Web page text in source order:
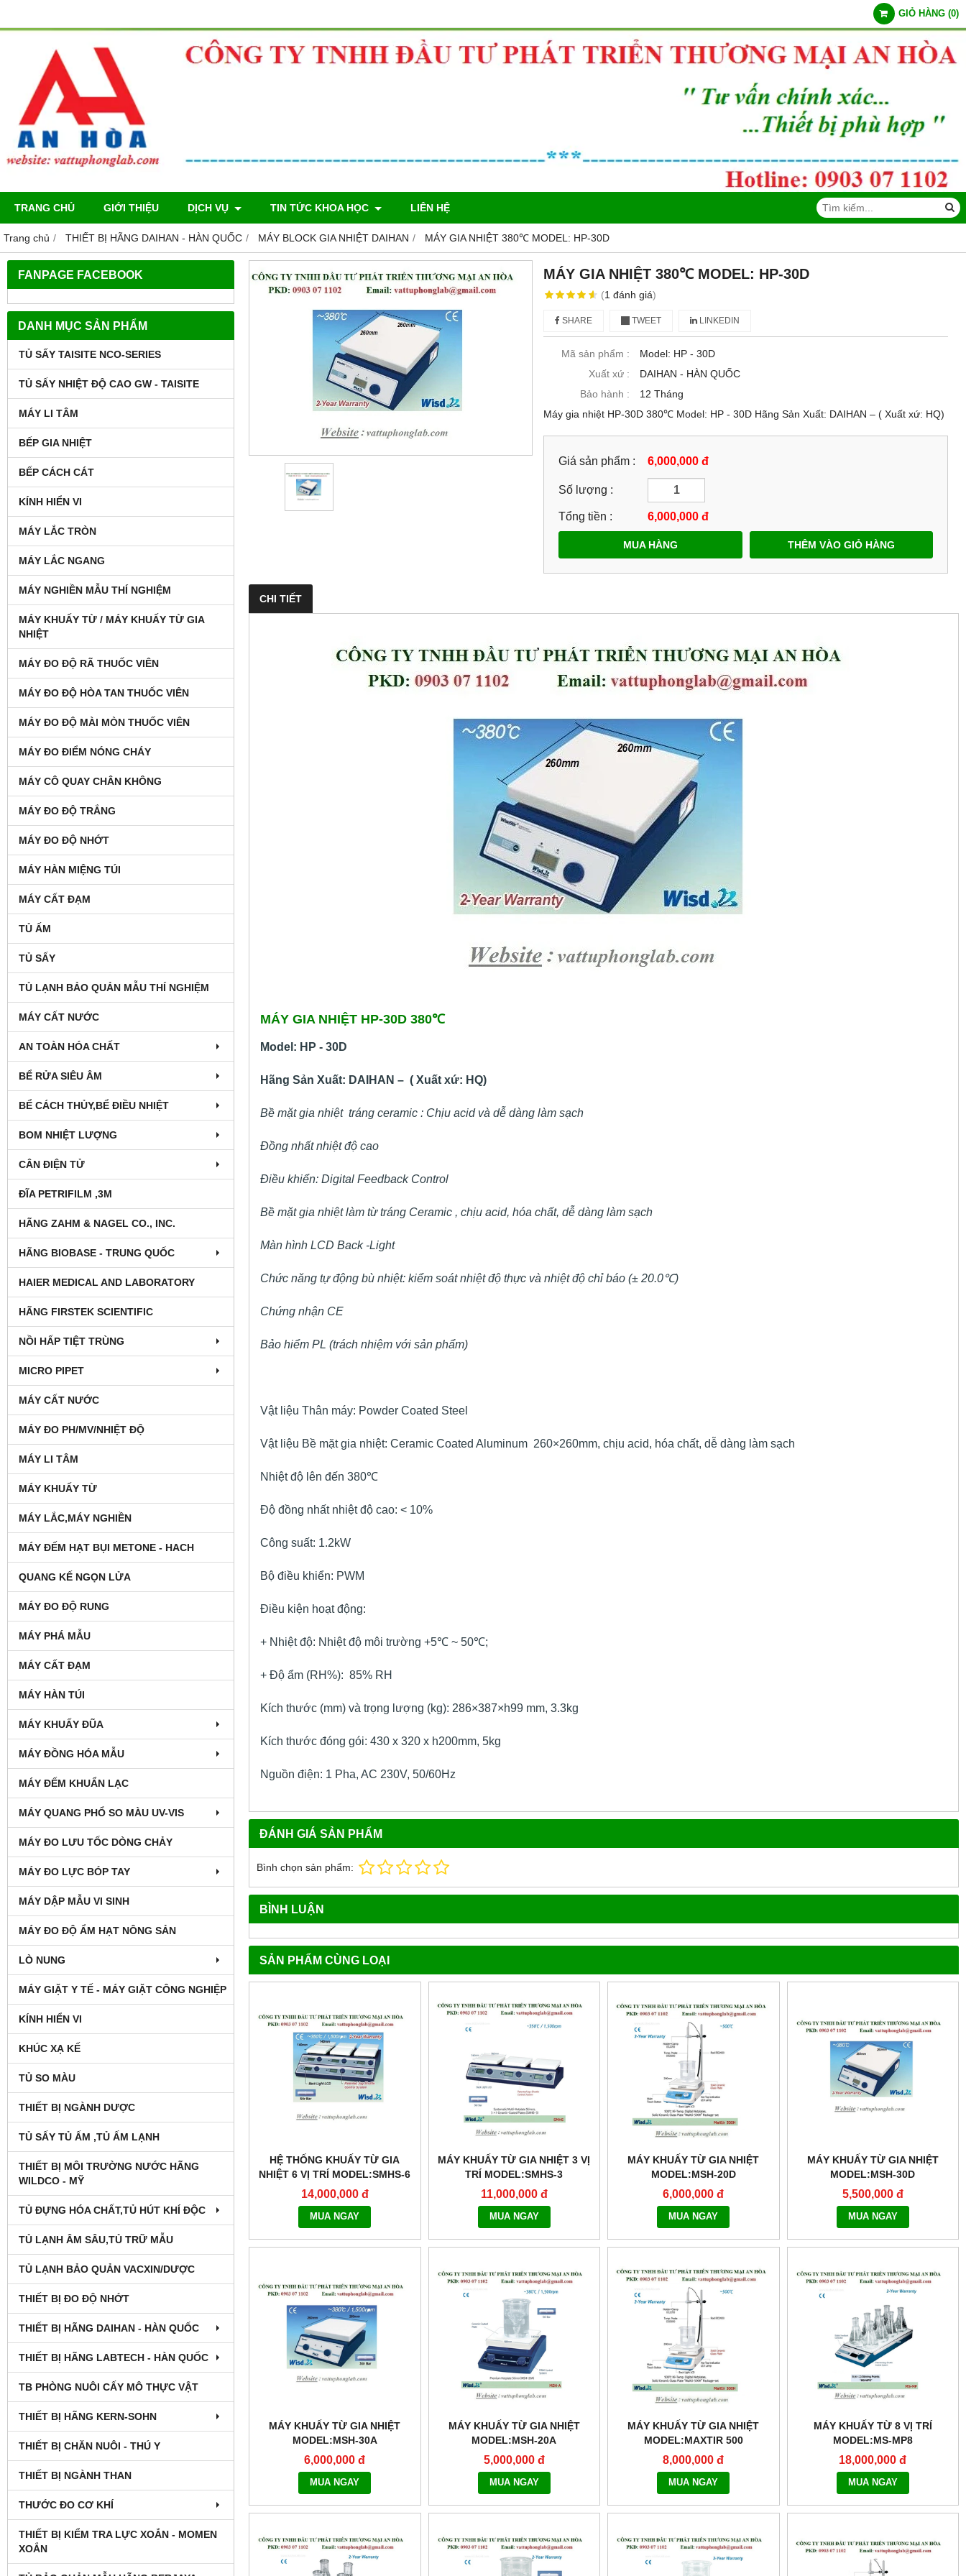
GIỎ HÀNG (0)
TRANG CHỦ GIỚI THIỆU DỊCH VỤ TIN TỨC KHOA HỌC LIÊN HỆ
Trang chủ THIẾT BỊ HÃNG DAIHAN - HÀN QUỐC MÁY BLOCK GIA NHIỆT DAIHAN MÁY GIA NHIỆT 380℃ MODEL: HP-30D
FANPAGE FACEBOOK
DANH MỤC SẢN PHẨM
TỦ SẤY TAISITE NCO-SERIES
TỦ SẤY NHIỆT ĐỘ CAO GW - TAISITE
MÁY LI TÂM
BẾP GIA NHIỆT
BẾP CÁCH CÁT
KÍNH HIỂN VI
MÁY LẮC TRÒN
MÁY LẮC NGANG
MÁY NGHIỀN MẪU THÍ NGHIỆM
MÁY KHUẤY TỪ / MÁY KHUẤY TỪ GIA
NHIỆT
MÁY ĐO ĐỘ RÃ THUỐC VIÊN
MÁY ĐO ĐỘ HÒA TAN THUỐC VIÊN
MÁY ĐO ĐỘ MÀI MÒN THUỐC VIÊN
MÁY ĐO ĐIỂM NÓNG CHÁY
MÁY CÔ QUAY CHÂN KHÔNG
MÁY ĐO ĐỘ TRẮNG
MÁY ĐO ĐỘ NHỚT
MÁY HÀN MIỆNG TÚI
MÁY CẤT ĐẠM
TỦ ẤM
TỦ SẤY
TỦ LẠNH BẢO QUẢN MẪU THÍ NGHIỆM
MÁY CẤT NƯỚC
AN TOÀN HÓA CHẤT
BỂ RỬA SIÊU ÂM
BỂ CÁCH THỦY,BỂ ĐIỀU NHIỆT
BOM NHIỆT LƯỢNG
CÂN ĐIỆN TỬ
ĐĨA PETRIFILM ,3M
HÃNG ZAHM & NAGEL CO., INC.
HÃNG BIOBASE - TRUNG QUỐC
HAIER MEDICAL AND LABORATORY
HÃNG FIRSTEK SCIENTIFIC
NỒI HẤP TIỆT TRÙNG
MICRO PIPET
MÁY CẤT NƯỚC
MÁY ĐO PH/MV/NHIỆT ĐỘ
MÁY LI TÂM
MÁY KHUẤY TỪ
MÁY LẮC,MÁY NGHIỀN
MÁY ĐẾM HẠT BỤI METONE - HACH
QUANG KẾ NGỌN LỬA
MÁY ĐO ĐỘ RUNG
MÁY PHÁ MẪU
MÁY CẤT ĐẠM
MÁY HÀN TÚI
MÁY KHUẤY ĐŨA
MÁY ĐỒNG HÓA MẪU
MÁY ĐẾM KHUẨN LẠC
MÁY QUANG PHỔ SO MÀU UV-VIS
MÁY ĐO LƯU TỐC DÒNG CHẢY
MÁY ĐO LỰC BÓP TAY
MÁY DẬP MẪU VI SINH
MÁY ĐO ĐỘ ẨM HẠT NÔNG SẢN
LÒ NUNG
MÁY GIẶT Y TẾ - MÁY GIẶT CÔNG NGHIỆP
KÍNH HIỂN VI
KHÚC XẠ KẾ
TỦ SO MÀU
THIẾT BỊ NGÀNH DƯỢC
TỦ SẤY TỦ ẤM ,TỦ ẤM LẠNH
THIẾT BỊ MÔI TRƯỜNG NƯỚC HÃNG
WILDCO - MỸ
TỦ ĐỰNG HÓA CHẤT,TỦ HÚT KHÍ ĐỘC
TỦ LẠNH ÂM SÂU,TỦ TRỮ MẪU
TỦ LẠNH BẢO QUẢN VACXIN/DƯỢC
THIẾT BỊ ĐO ĐỘ NHỚT
THIẾT BỊ HÃNG DAIHAN - HÀN QUỐC
THIẾT BỊ HÃNG LABTECH - HÀN QUỐC
TB PHÒNG NUÔI CẤY MÔ THỰC VẬT
THIẾT BỊ HÃNG KERN-SOHN
THIẾT BỊ CHĂN NUÔI - THÚ Y
THIẾT BỊ NGÀNH THAN
THƯỚC ĐO CƠ KHÍ
THIẾT BỊ KIỂM TRA LỰC XOẮN - MOMEN
XOẮN
MÁY GIA NHIỆT 380℃ MODEL: HP-30D
(1đánh giá)
SHARE TWEET LINKEDIN
Mã sản phẩm :
Model: HP - 30D
Xuất xứ :
DAIHAN - HÀN QUỐC
Bảo hành :
12 Tháng
Máy gia nhiệt HP-30D 380℃ Model: HP - 30D Hãng Sản Xuất: DAIHAN – ( Xuất xứ: HQ)
Giá sản phẩm : 6,000,000 đ
Số lượng :
Tổng tiền : 6,000,000 đ
MUA HÀNG THÊM VÀO GIỎ HÀNG
CHI TIẾT
MÁY GIA NHIỆT HP-30D 380℃
Model: HP - 30D
Hãng Sản Xuất: DAIHAN – ( Xuất xứ: HQ)
Bề mặt gia nhiệt tráng ceramic : Chịu acid và dễ dàng làm sạch
Đồng nhất nhiệt độ cao
Điều khiển: Digital Feedback Control
Bề mặt gia nhiệt làm từ tráng Ceramic , chịu acid, hóa chất, dễ dàng làm sạch
Màn hình LCD Back -Light
Chức năng tự động bù nhiệt: kiểm soát nhiệt độ thực và nhiệt độ chỉ báo (± 20.0℃)
Chứng nhận CE
Bảo hiểm PL (trách nhiệm với sản phẩm)
Vật liệu Thân máy: Powder Coated Steel
Vật liệu Bề mặt gia nhiệt: Ceramic Coated Aluminum 260×260mm, chịu acid, hóa chất, dễ dàng làm sạch
Nhiệt độ lên đến 380℃
Độ đồng nhất nhiệt độ cao: < 10%
Công suất: 1.2kW
Bộ điều khiển: PWM
Điều kiện hoạt động:
+ Nhiệt độ: Nhiệt độ môi trường +5℃ ~ 50℃;
+ Độ ẩm (RH%): 85% RH
Kích thước (mm) và trọng lượng (kg): 286×387×h99 mm, 3.3kg
Kích thước đóng gói: 430 x 320 x h200mm, 5kg
Nguồn điện: 1 Pha, AC 230V, 50/60Hz
ĐÁNH GIÁ SẢN PHẨM
Bình chọn sản phẩm:
BÌNH LUẬN
SẢN PHẨM CÙNG LOẠI
HỆ THỐNG KHUẤY TỪ GIA
NHIỆT 6 VỊ TRÍ MODEL:SMHS-6
14,000,000 đ
MUA NGAY
MÁY KHUẤY TỪ GIA NHIỆT 3 VỊ
TRÍ MODEL:SMHS-3
11,000,000 đ
MUA NGAY
MÁY KHUẤY TỪ GIA NHIỆT
MODEL:MSH-20D
6,000,000 đ
MUA NGAY
MÁY KHUẤY TỪ GIA NHIỆT
MODEL:MSH-30D
5,500,000 đ
MUA NGAY
MÁY KHUẤY TỪ GIA NHIỆT
MODEL:MSH-30A
6,000,000 đ
MUA NGAY
MÁY KHUẤY TỪ GIA NHIỆT
MODEL:MSH-20A
5,000,000 đ
MUA NGAY
MÁY KHUẤY TỪ GIA NHIỆT
MODEL:MAXTIR 500
8,000,000 đ
MUA NGAY
MÁY KHUẤY TỪ 8 VỊ TRÍ
MODEL:MS-MP8
18,000,000 đ
MUA NGAY